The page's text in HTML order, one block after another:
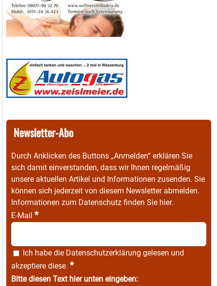
Newsletter-Abo
Durch Anklicken des Buttons „Anmelden“ erklären Sie
sich damit einverstanden, dass wir Ihnen regelmäßig
unsere aktuellen Artikel und Informationen zusenden. Sie
können sich jederzeit von diesem Newsletter abmelden.
Informationen zum Datenschutz finden Sie hier.
E-Mail *
Ich habe die Datenschutzerklärung gelesen und
akzeptiere diese. *
Bitte diesen Text hier unten eingeben: